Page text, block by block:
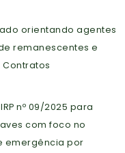
orientando agentes
remanescentes e
Contratos
nº 09/2025 para
com foco no
emergência por